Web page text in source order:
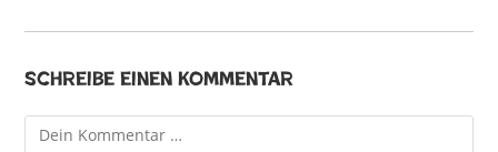
Schreibe einen Kommentar
Kommentar